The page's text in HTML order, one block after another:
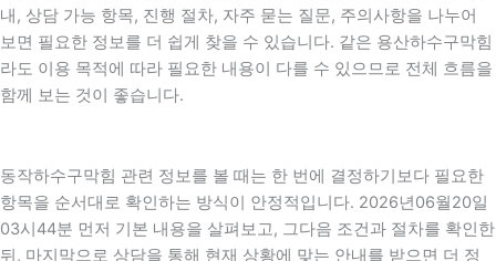
내, 상담 가능 항목, 진행 절차, 자주 묻는 질문, 주의사항을 나누어
보면 필요한 정보를 더 쉽게 찾을 수 있습니다. 같은 용산하수구막힘
라도 이용 목적에 따라 필요한 내용이 다를 수 있으므로 전체 흐름을
함께 보는 것이 좋습니다.
동작하수구막힘 관련 정보를 볼 때는 한 번에 결정하기보다 필요한
항목을 순서대로 확인하는 방식이 안정적입니다. 2026년06월20일
03시44분 먼저 기본 내용을 살펴보고, 그다음 조건과 절차를 확인한
뒤, 마지막으로 상담을 통해 현재 상황에 맞는 안내를 받으면 더 정